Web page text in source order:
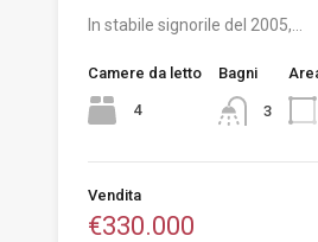
In stabile signorile del 2005,…
Camere da letto
4
Bagni
3
Vendita
€330.000